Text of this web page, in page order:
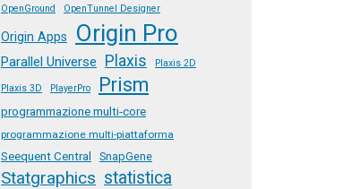
OpenGround OpenTunnel Designer
Origin Apps Origin Pro
Parallel Universe Plaxis Plaxis 2D
Plaxis 3D PlayerPro Prism
programmazione multi-core
programmazione multi-piattaforma
Seequent Central SnapGene
Statgraphics statistica